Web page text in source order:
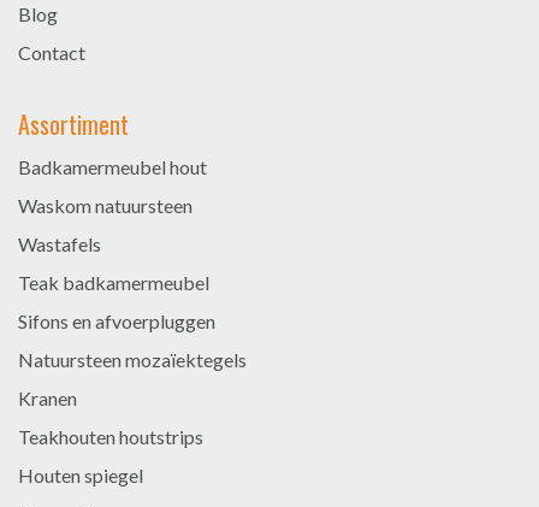
Blog
Contact
Assortiment
Badkamermeubel hout
Waskom natuursteen
Wastafels
Teak badkamermeubel
Sifons en afvoerpluggen
Natuursteen mozaïektegels
Kranen
Teakhouten houtstrips
Houten spiegel